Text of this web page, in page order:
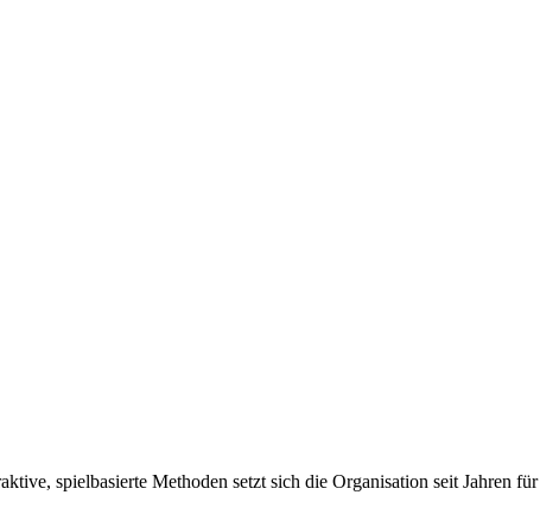
spielbasierte Methoden setzt sich die Organisation seit Jahren für